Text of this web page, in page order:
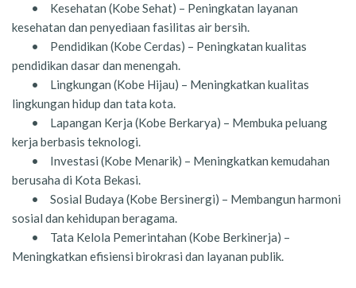
•
Kesehatan (Kobe Sehat) – Peningkatan layanan
kesehatan dan penyediaan fasilitas air bersih.
•
Pendidikan (Kobe Cerdas) – Peningkatan kualitas
pendidikan dasar dan menengah.
•
Lingkungan (Kobe Hijau) – Meningkatkan kualitas
lingkungan hidup dan tata kota.
•
Lapangan Kerja (Kobe Berkarya) – Membuka peluang
kerja berbasis teknologi.
•
Investasi (Kobe Menarik) – Meningkatkan kemudahan
berusaha di Kota Bekasi.
•
Sosial Budaya (Kobe Bersinergi) – Membangun harmoni
sosial dan kehidupan beragama.
•
Tata Kelola Pemerintahan (Kobe Berkinerja) –
Meningkatkan efisiensi birokrasi dan layanan publik.